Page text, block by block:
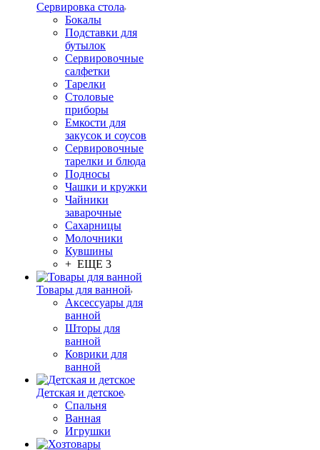
Сервировка стола
Бокалы
Подставки для
бутылок
Сервировочные
салфетки
Тарелки
Столовые
приборы
Емкости для
закусок и соусов
Сервировочные
тарелки и блюда
Подносы
Чашки и кружки
Чайники
заварочные
Сахарницы
Молочники
Кувшины
+ ЕЩЕ 3
Товары для ванной
Аксессуары для
ванной
Шторы для
ванной
Коврики для
ванной
Детская и детское
Спальня
Ванная
Игрушки